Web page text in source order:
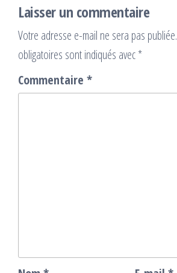
Laisser un commentaire
Votre adresse e-mail ne sera pas publiée.
obligatoires sont indiqués avec*
Commentaire *